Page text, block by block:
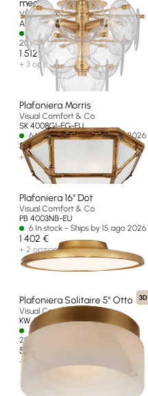
medio
Visual Comfort & Co
ARN 4450G-CSG-EU
2 In stock - Ships by 15 ago
2026
1 512 €
+ 3 opzioni
Plafoniera Morris
Visual Comfort & Co
SK 4008GI-FG-EU
6 In stock - Ships by 15 ago 2026
878 €
+ 2 opzioni
Plafoniera 16" Dot
Visual Comfort & Co
PB 4003NB-EU
6 In stock - Ships by 15 ago 2026
1 402 €
+ 2 opzioni
3D
Plafoniera Solitaire 5" Otto
Visual Comfort & Co
KW 4900AB-ALB-EU
5 In stock - Ships by 15 ago
2026
585 €
+ 2 opzioni